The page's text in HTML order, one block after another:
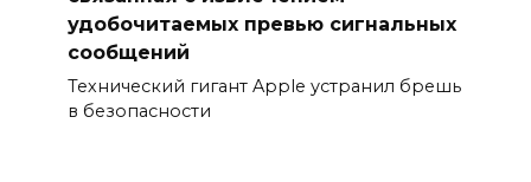
удобочитаемых превью сигнальных
сообщений
Технический гигант Apple устранил брешь
в безопасности